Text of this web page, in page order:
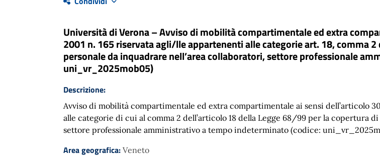
Università di Verona – Avviso di mobilità compartimentale ed extra
2001 n. 165 riservata agli/lle appartenenti alle categorie art. 18, comma
personale da inquadrare nell’area collaboratori, settore professionale
uni_vr_2025mob05)
Descrizione:
Avviso di mobilità compartimentale ed extra compartimentale ai sensi dell’articolo
alle categorie di cui al comma 2 dell’articolo 18 della Legge 68/99 per la copertura
settore professionale amministrativo a tempo indeterminato (codice:
Area geografica: Veneto